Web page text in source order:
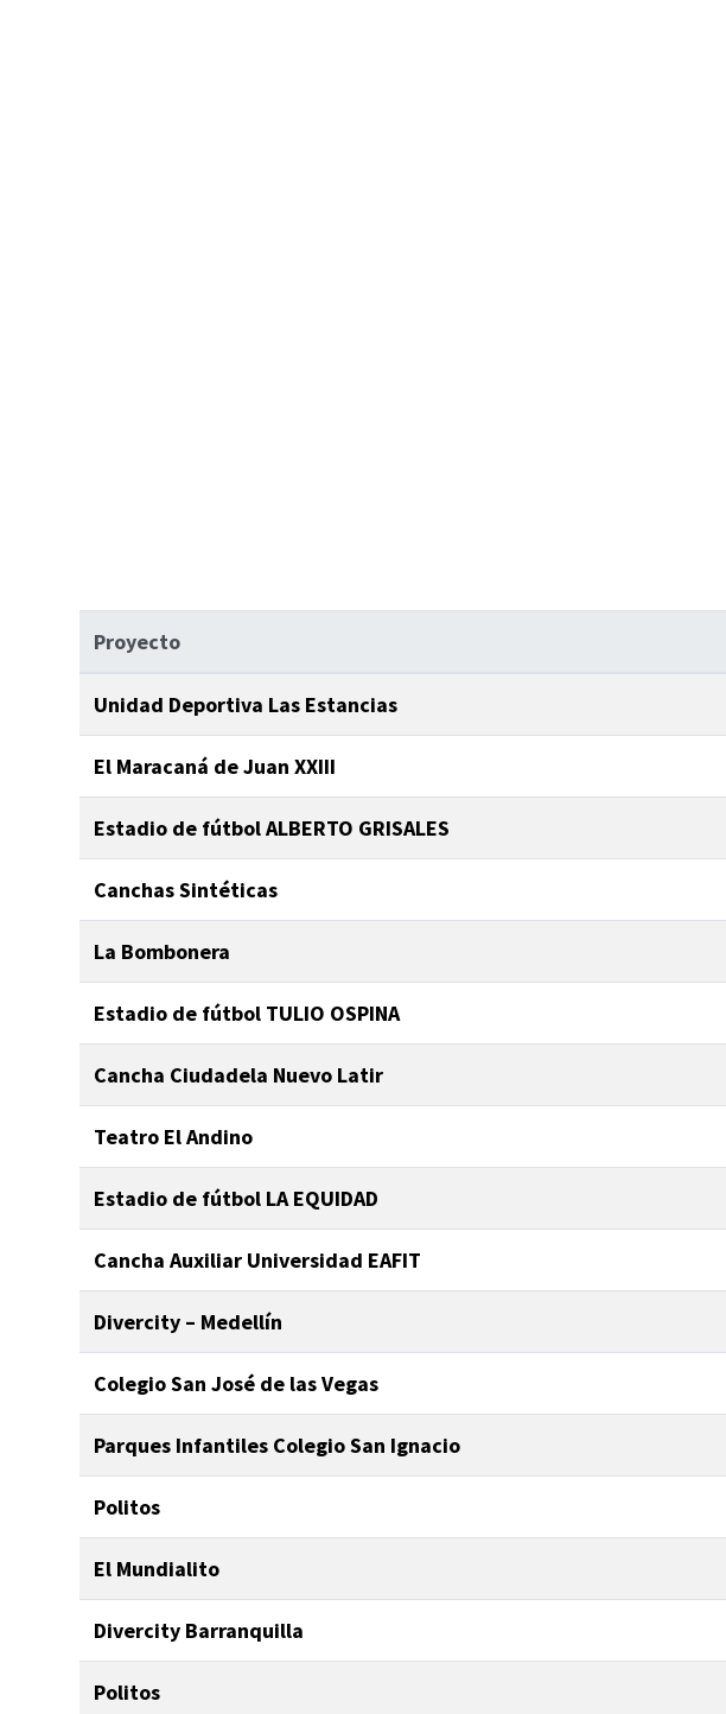
Proyecto
Unidad Deportiva Las Estancias
El Maracaná de Juan XXIII
Estadio de fútbol ALBERTO GRISALES
Canchas Sintéticas
La Bombonera
Estadio de fútbol TULIO OSPINA
Cancha Ciudadela Nuevo Latir
Teatro El Andino
Estadio de fútbol LA EQUIDAD
Cancha Auxiliar Universidad EAFIT
Divercity – Medellín
Colegio San José de las Vegas
Parques Infantiles Colegio San Ignacio
Politos
El Mundialito
Divercity Barranquilla
Politos